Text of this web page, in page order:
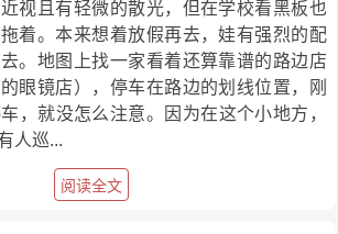
视且有轻微的散光，但在学校看黑板也
着。本来想着放假再去，娃有强烈的配
。地图上找一家看着还算靠谱的路边店
眼镜店），停车在路边的划线位置，刚
，就没怎么注意。因为在这个小地方，
人巡...
阅读全文